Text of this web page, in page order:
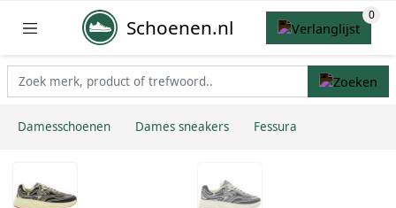
Schoenen.nl
Damesschoenen Dames sneakers Fessura